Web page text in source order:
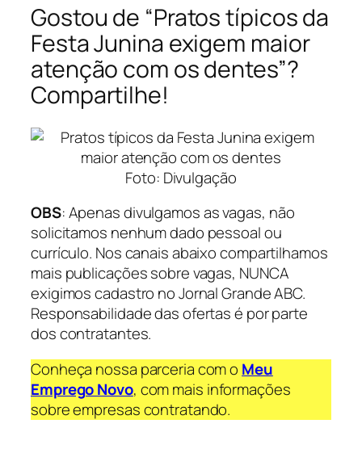
Gostou de “Pratos típicos da
Festa Junina exigem maior
atenção com os dentes”?
Compartilhe!
Foto: Divulgação
OBS: Apenas divulgamos as vagas, não
solicitamos nenhum dado pessoal ou
currículo. Nos canais abaixo compartilhamos
mais publicações sobre vagas, NUNCA
exigimos cadastro no Jornal Grande ABC.
Responsabilidade das ofertas é por parte
dos contratantes.
Conheça nossa parceria com o Meu
Emprego Novo, com mais informações
sobre empresas contratando.